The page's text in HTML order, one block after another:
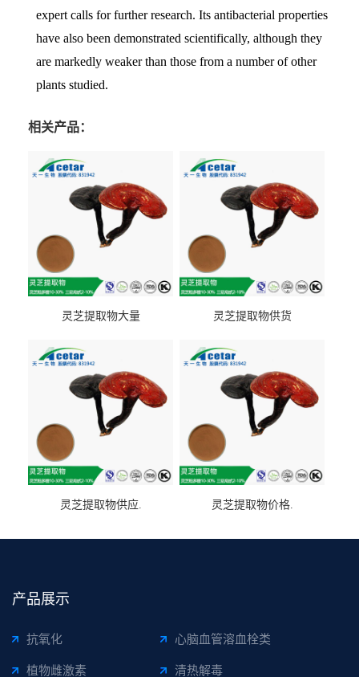
expert calls for further research. Its antibacterial properties
have also been demonstrated scientifically, although they
are markedly weaker than those from a number of other
plants studied.
相关产品：
灵芝提取物大量 灵芝提取物供货
灵芝提取物供应. 灵芝提取物价格.
产品展示
抗氧化 心脑血管溶血栓类
植物雌激素 清热解毒